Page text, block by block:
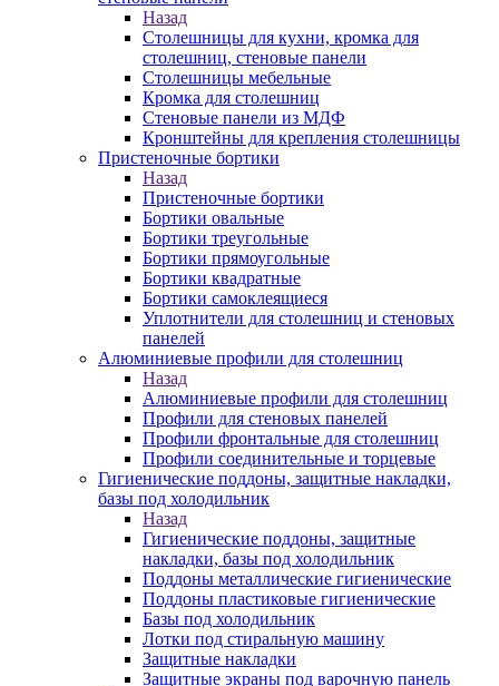
Назад
Столешницы для кухни, кромка для
столешниц, стеновые панели
Столешницы мебельные
Кромка для столешниц
Стеновые панели из МДФ
Кронштейны для крепления столешницы
Пристеночные бортики
Назад
Пристеночные бортики
Бортики овальные
Бортики треугольные
Бортики прямоугольные
Бортики квадратные
Бортики самоклеящиеся
Уплотнители для столешниц и стеновых
панелей
Алюминиевые профили для столешниц
Назад
Алюминиевые профили для столешниц
Профили для стеновых панелей
Профили фронтальные для столешниц
Профили соединительные и торцевые
Гигиенические поддоны, защитные накладки,
базы под холодильник
Назад
Гигиенические поддоны, защитные
накладки, базы под холодильник
Поддоны металлические гигиенические
Поддоны пластиковые гигиенические
Базы под холодильник
Лотки под стиральную машину
Защитные накладки
Защитные экраны под варочную панель